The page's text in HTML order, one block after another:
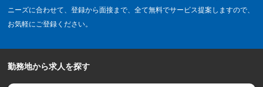
ニーズに合わせて、登録から面接まで、全て無料でサービス提案しますので、
お気軽にご登録ください。
勤務地から求人を探す